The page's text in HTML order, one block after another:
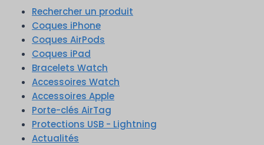
Rechercher un produit
Coques iPhone
Coques AirPods
Coques iPad
Bracelets Watch
Accessoires Watch
Accessoires Apple
Porte-clés AirTag
Protections USB - Lightning
Actualités